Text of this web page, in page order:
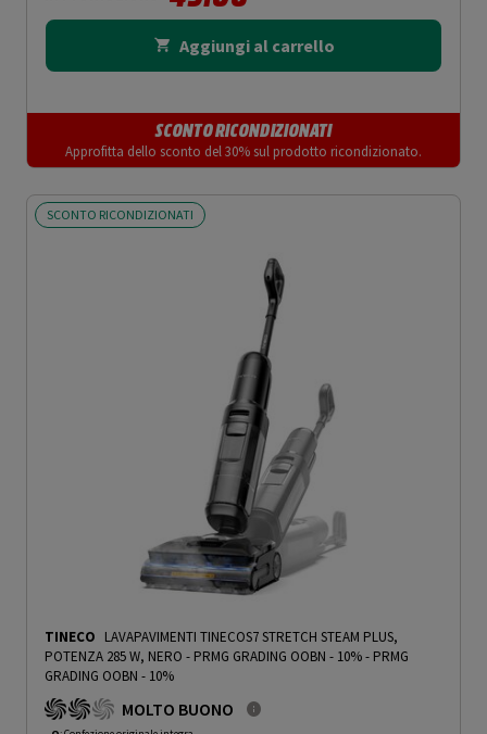
Aggiungi al carrello
SCONTO RICONDIZIONATI
Approfitta dello sconto del 30% sul prodotto ricondizionato.
SCONTO RICONDIZIONATI
TINECO LAVAPAVIMENTI TINECOS7 STRETCH STEAM PLUS,
POTENZA 285 W, NERO - PRMG GRADING OOBN - 10%- PRMG
GRADING OOBN - 10%
MOLTO BUONO